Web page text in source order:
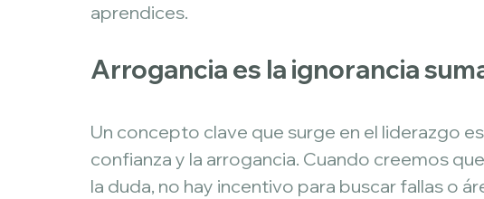
aprendices.
Arrogancia es la ignorancia
Un concepto clave que surge en el liderazgo
confianza y la arrogancia. Cuando creemos
la duda, no hay incentivo para buscar fallas o